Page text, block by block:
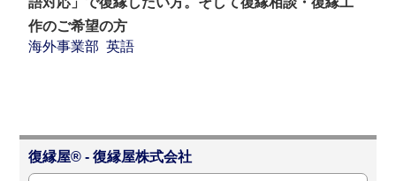
作のご希望の方
海外事業部 英語
復縁屋® - 復縁屋株式会社